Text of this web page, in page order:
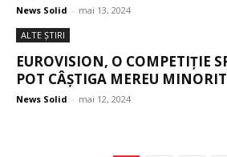
News Solid - mai 13, 2024
ALTE ŞTIRI
EUROVISION, O COMPETIȚIE
POT CÂȘTIGA MEREU
News Solid - mai 12, 2024